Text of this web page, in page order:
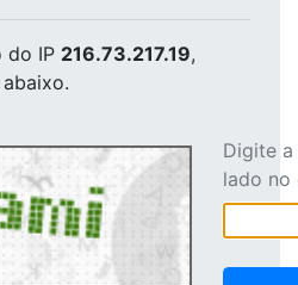
do IP 216.73.217.19,
Digite
lado no